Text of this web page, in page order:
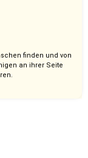
finden und von
an ihrer Seite